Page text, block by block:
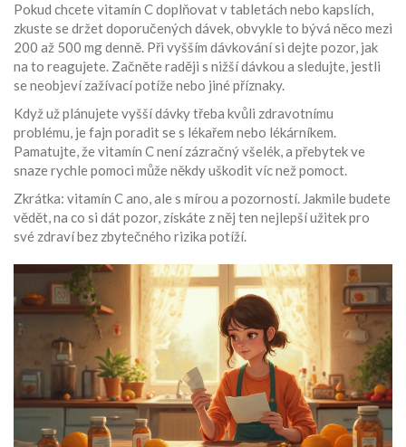
Pokud chcete vitamín C doplňovat v tabletách nebo kapslích,
zkuste se držet doporučených dávek, obvykle to bývá něco mezi
200 až 500 mg denně. Při vyšším dávkování si dejte pozor, jak
na to reagujete. Začněte raději s nižší dávkou a sledujte, jestli
se neobjeví zažívací potíže nebo jiné příznaky.
Když už plánujete vyšší dávky třeba kvůli zdravotnímu
problému, je fajn poradit se s lékařem nebo lékárníkem.
Pamatujte, že vitamín C není zázračný všelék, a přebytek ve
snaze rychle pomoci může někdy uškodit víc než pomoct.
Zkrátka: vitamín C ano, ale s mírou a pozorností. Jakmile budete
vědět, na co si dát pozor, získáte z něj ten nejlepší užitek pro
své zdraví bez zbytečného rizika potíží.